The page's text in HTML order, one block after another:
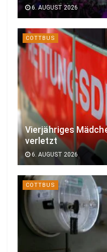
6. AUGUST 2026
COTTBUS
Vierjähriges
verletzt
6. AUGUST 2026
COTTBUS